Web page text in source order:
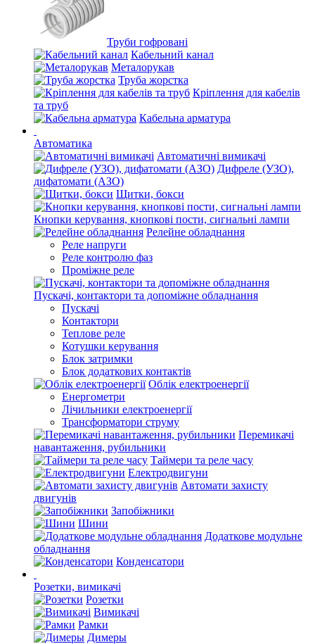
Труби гофровані
Кабельний канал
Металорукав
Труба жорстка
Кріплення для кабелів
та труб
Кабельна арматура
Автоматика
Автоматичні вимикачі
Дифреле (УЗО),
дифатомати (АЗО)
Щитки, бокси
Кнопки керування, кнопкові пости, сигнальні лампи
Релейне обладнання
Реле напруги
Реле контролю фаз
Проміжне реле
Пускачі, контактори та допоміжне обладнання
Пускачі
Контактори
Теплове реле
Котушки керування
Блок затримки
Блок додаткових контактів
Облік електроенергії
Енергометри
Лічильники електроенергії
Трансформатори струму
Перемикачі
навантаження, рубильники
Таймери та реле часу
Електродвигуни
Автомати захисту
двигунів
Запобіжники
Шини
Додаткове модульне
обладнання
Конденсатори
Розетки, вимикачі
Розетки
Вимикачі
Рамки
Димеры